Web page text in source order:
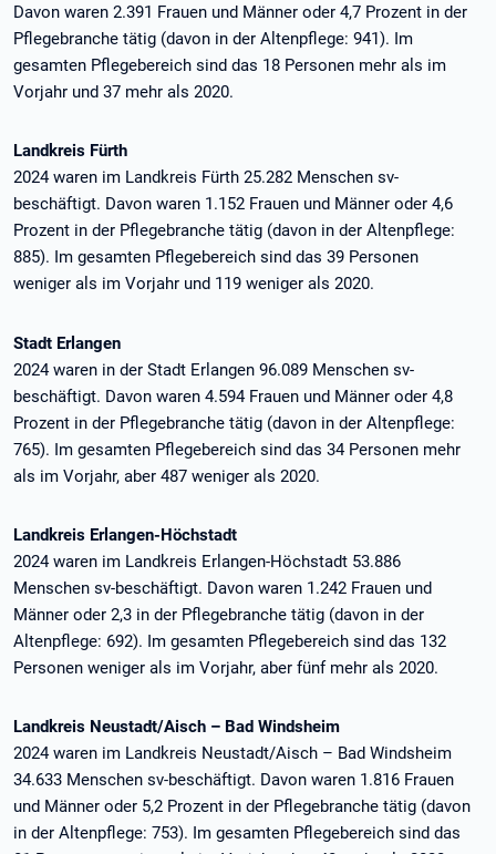
Davon waren 2.391 Frauen und Männer oder 4,7 Prozent in der
Pflegebranche tätig (davon in der Altenpflege: 941). Im
gesamten Pflegebereich sind das 18 Personen mehr als im
Vorjahr und 37 mehr als 2020.
Landkreis Fürth
2024 waren im Landkreis Fürth 25.282 Menschen sv-
beschäftigt. Davon waren 1.152 Frauen und Männer oder 4,6
Prozent in der Pflegebranche tätig (davon in der Altenpflege:
885). Im gesamten Pflegebereich sind das 39 Personen
weniger als im Vorjahr und 119 weniger als 2020.
Stadt Erlangen
2024 waren in der Stadt Erlangen 96.089 Menschen sv-
beschäftigt. Davon waren 4.594 Frauen und Männer oder 4,8
Prozent in der Pflegebranche tätig (davon in der Altenpflege:
765). Im gesamten Pflegebereich sind das 34 Personen mehr
als im Vorjahr, aber 487 weniger als 2020.
Landkreis Erlangen-Höchstadt
2024 waren im Landkreis Erlangen-Höchstadt 53.886
Menschen sv-beschäftigt. Davon waren 1.242 Frauen und
Männer oder 2,3 in der Pflegebranche tätig (davon in der
Altenpflege: 692). Im gesamten Pflegebereich sind das 132
Personen weniger als im Vorjahr, aber fünf mehr als 2020.
Landkreis Neustadt/Aisch – Bad Windsheim
2024 waren im Landkreis Neustadt/Aisch – Bad Windsheim
34.633 Menschen sv-beschäftigt. Davon waren 1.816 Frauen
und Männer oder 5,2 Prozent in der Pflegebranche tätig (davon
in der Altenpflege: 753). Im gesamten Pflegebereich sind das